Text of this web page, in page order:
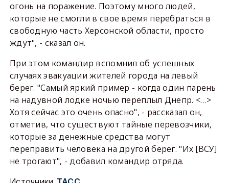
огонь на поражение. Поэтому много людей,
которые не смогли в свое время перебраться в
свободную часть Херсонской области, просто
ждут", - сказал он.
При этом командир вспомнил об успешных
случаях эвакуации жителей города на левый
берег. "Самый яркий пример - когда один парень
на надувной лодке ночью переплыл Днепр. <…>
Хотя сейчас это очень опасно", - рассказал он,
отметив, что существуют тайные перевозчики,
которые за денежные средства могут
переправить человека на другой берег. "Их [ВСУ]
не трогают", - добавил командир отряда.